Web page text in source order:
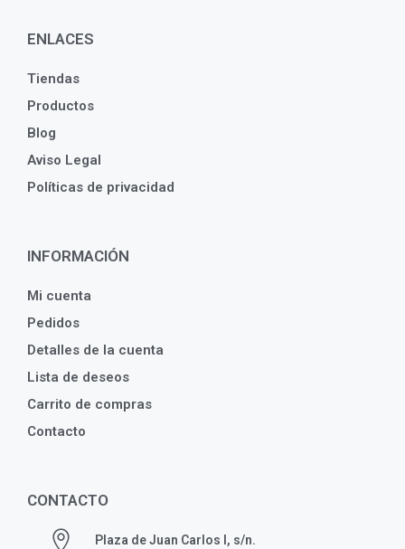
ENLACES
Tiendas
Productos
Blog
Aviso Legal
Políticas de privacidad
INFORMACIÓN
Mi cuenta
Pedidos
Detalles de la cuenta
Lista de deseos
Carrito de compras
Contacto
CONTACTO
Plaza de Juan Carlos I, s/n.